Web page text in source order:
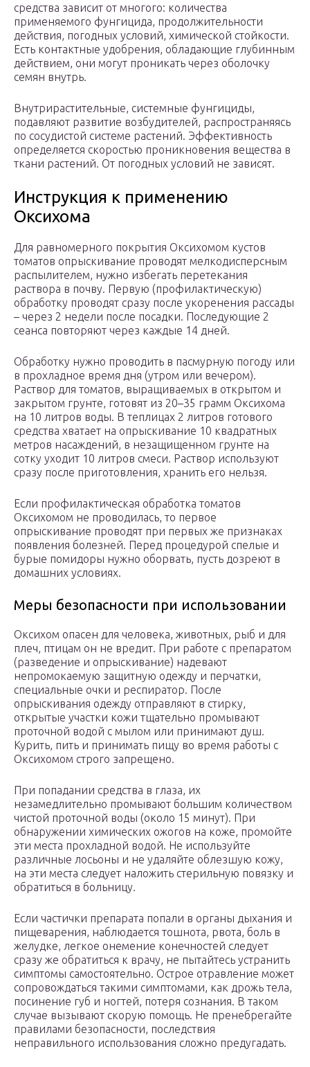
средства зависит от многого: количества
применяемого фунгицида, продолжительности
действия, погодных условий, химической стойкости.
Есть контактные удобрения, обладающие глубинным
действием, они могут проникать через оболочку
семян внутрь.
Внутрирастительные, системные фунгициды,
подавляют развитие возбудителей, распространяясь
по сосудистой системе растений. Эффективность
определяется скоростью проникновения вещества в
ткани растений. От погодных условий не зависят.
Инструкция к применению
Оксихома
Для равномерного покрытия Оксихомом кустов
томатов опрыскивание проводят мелкодисперсным
распылителем, нужно избегать перетекания
раствора в почву. Первую (профилактическую)
обработку проводят сразу после укоренения рассады
– через 2 недели после посадки. Последующие 2
сеанса повторяют через каждые 14 дней.
Обработку нужно проводить в пасмурную погоду или
в прохладное время дня (утром или вечером).
Раствор для томатов, выращиваемых в открытом и
закрытом грунте, готовят из 20–35 грамм Оксихома
на 10 литров воды. В теплицах 2 литров готового
средства хватает на опрыскивание 10 квадратных
метров насаждений, в незащищенном грунте на
сотку уходит 10 литров смеси. Раствор используют
сразу после приготовления, хранить его нельзя.
Если профилактическая обработка томатов
Оксихомом не проводилась, то первое
опрыскивание проводят при первых же признаках
появления болезней. Перед процедурой спелые и
бурые помидоры нужно оборвать, пусть дозреют в
домашних условиях.
Меры безопасности при использовании
Оксихом опасен для человека, животных, рыб и для
плеч, птицам он не вредит. При работе с препаратом
(разведение и опрыскивание) надевают
непромокаемую защитную одежду и перчатки,
специальные очки и респиратор. После
опрыскивания одежду отправляют в стирку,
открытые участки кожи тщательно промывают
проточной водой с мылом или принимают душ.
Курить, пить и принимать пищу во время работы с
Оксихомом строго запрещено.
При попадании средства в глаза, их
незамедлительно промывают большим количеством
чистой проточной воды (около 15 минут). При
обнаружении химических ожогов на коже, промойте
эти места прохладной водой. Не используйте
различные лосьоны и не удаляйте облезшую кожу,
на эти места следует наложить стерильную повязку и
обратиться в больницу.
Если частички препарата попали в органы дыхания и
пищеварения, наблюдается тошнота, рвота, боль в
желудке, легкое онемение конечностей следует
сразу же обратиться к врачу, не пытайтесь устранить
симптомы самостоятельно. Острое отравление может
сопровождаться такими симптомами, как дрожь тела,
посинение губ и ногтей, потеря сознания. В таком
случае вызывают скорую помощь. Не пренебрегайте
правилами безопасности, последствия
неправильного использования сложно предугадать.